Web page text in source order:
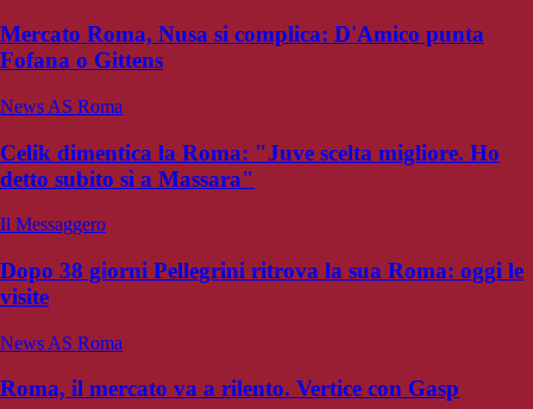
Mercato Roma, Nusa si complica: D'Amico punta
Fofana o Gittens
News AS Roma
Celik dimentica la Roma: "Juve scelta migliore. Ho
detto subito sì a Massara"
Il Messaggero
Dopo 38 giorni Pellegrini ritrova la sua Roma: oggi le
visite
News AS Roma
Roma, il mercato va a rilento. Vertice con Gasp